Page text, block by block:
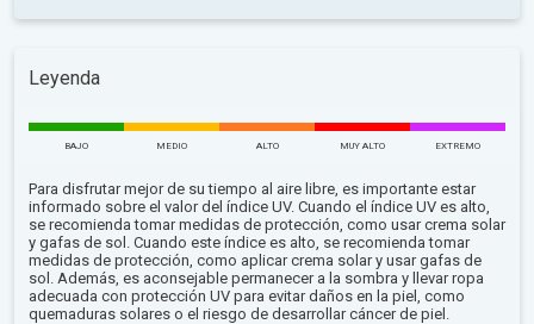
Leyenda
BAJO MEDIO ALTO MUY ALTO EXTREMO
Para disfrutar mejor de su tiempo al aire libre, es importante estar
informado sobre el valor del índice UV. Cuando el índice UV es alto,
se recomienda tomar medidas de protección, como usar crema solar
y gafas de sol. Cuando este índice es alto, se recomienda tomar
medidas de protección, como aplicar crema solar y usar gafas de
sol. Además, es aconsejable permanecer a la sombra y llevar ropa
adecuada con protección UV para evitar daños en la piel, como
quemaduras solares o el riesgo de desarrollar cáncer de piel.